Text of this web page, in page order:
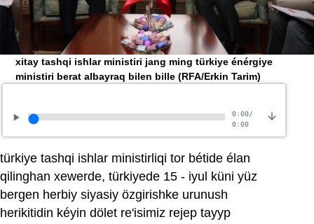
xitay tashqi ishlar ministiri jang ming türkiye énérgiye
ministiri berat albayraq bilen bille(RFA/Erkin Tarim)
0:00/
0:00
türkiye tashqi ishlar ministirliqi tor bétide élan
qilinghan xewerde, türkiyede 15 - iyul küni yüz
bergen herbiy siyasiy özgirishke urunush
herikitidin kéyin dölet re'isimiz rejep tayyp